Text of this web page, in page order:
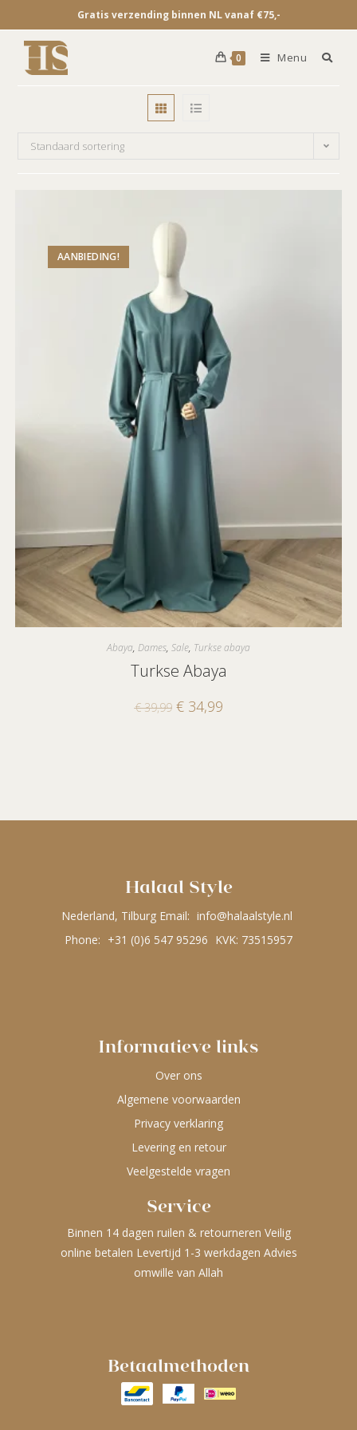
Gratis verzending binnen NL vanaf €75,-
0 Menu
Standaard sortering
AANBIEDING!
Abaya, Dames, Sale, Turkse abaya
Turkse Abaya
€39,99 €34,99
Halaal Style
Nederland, Tilburg Email: info@halaalstyle.nl
Phone: +31 (0)6 547 95296 KVK: 73515957
Informatieve links
Over ons
Algemene voorwaarden
Privacy verklaring
Levering en retour
Veelgestelde vragen
Service
Binnen 14 dagen ruilen & retourneren Veilig
online betalen Levertijd 1-3 werkdagen Advies
omwille van Allah
Betaalmethoden